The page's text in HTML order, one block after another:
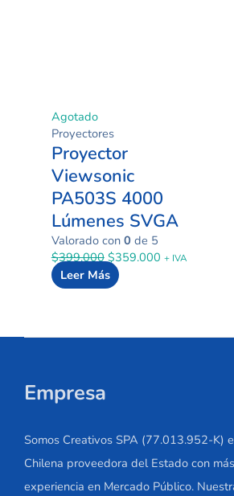
Agotado
Proyectores
Proyector
Viewsonic
PA503S 4000
Lúmenes SVGA
Valorado con 0 de 5
$399.000 $359.000 + IVA
Leer Más
Empresa
Somos Creativos SPA (77.013.952-K)
Chilena proveedora del Estado con
experiencia en Mercado Público.